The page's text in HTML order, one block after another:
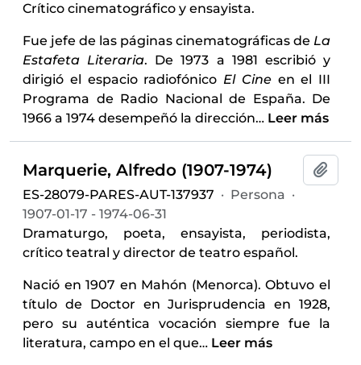
Crítico cinematográfico y ensayista.
Fue jefe de las páginas cinematográficas de La
Estafeta Literaria. De 1973 a 1981 escribió y
dirigió el espacio radiofónico El Cineen el III
Programa de Radio Nacional de España. De
1966 a 1974 desempeñó la dirección… Leer más
Marquerie, Alfredo (1907-1974)
ES-28079-PARES-AUT-137937 · Persona ·
1907-01-17 - 1974-06-31
Dramaturgo, poeta, ensayista, periodista,
crítico teatral y director de teatro español.
Nació en 1907 en Mahón (Menorca). Obtuvo el
título de Doctor en Jurisprudencia en 1928,
pero su auténtica vocación siempre fue la
literatura, campo en el que… Leer más